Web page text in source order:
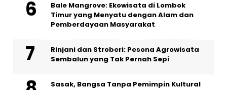
Bale Mangrove: Ekowisata di Lombok
Timur yang Menyatu dengan Alam dan
Pemberdayaan Masyarakat
Rinjani dan Stroberi: Pesona Agrowisata
Sembalun yang Tak Pernah Sepi
Sasak, Bangsa Tanpa Pemimpin Kultural